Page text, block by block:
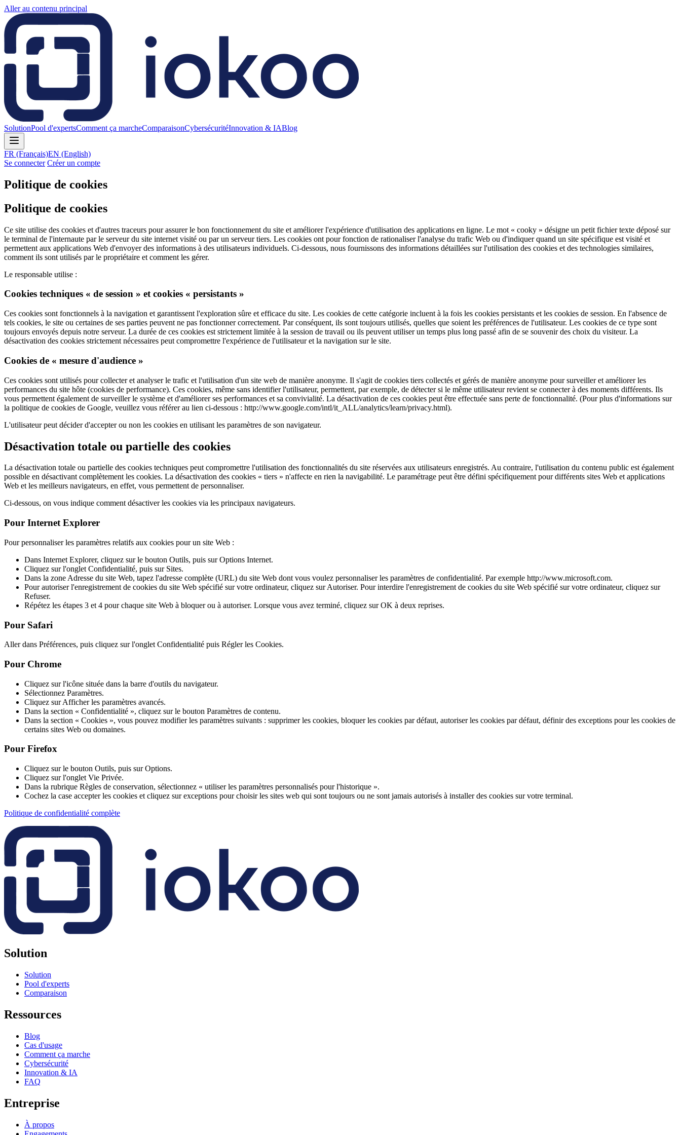
Aller au contenu principal
SolutionPool d'expertsComment ça marcheComparaisonCybersécuritéInnovation & IABlog
FR (Français)EN (English)
Se connecter Créer un compte
Politique de cookies
Politique de cookies
Ce site utilise des cookies et d'autres traceurs pour assurer le bon fonctionnement du site et améliorer l'expérience d'utilisation des applications en ligne. Le mot « cooky » désigne un petit fichier texte déposé sur
le terminal de l'internaute par le serveur du site internet visité ou par un serveur tiers. Les cookies ont pour fonction de rationaliser l'analyse du trafic Web ou d'indiquer quand un site spécifique est visité et
permettent aux applications Web d'envoyer des informations à des utilisateurs individuels. Ci-dessous, nous fournissons des informations détaillées sur l'utilisation des cookies et des technologies similaires,
comment ils sont utilisés par le propriétaire et comment les gérer.
Le responsable utilise :
Cookies techniques « de session » et cookies « persistants »
Ces cookies sont fonctionnels à la navigation et garantissent l'exploration sûre et efficace du site. Les cookies de cette catégorie incluent à la fois les cookies persistants et les cookies de session. En l'absence de
tels cookies, le site ou certaines de ses parties peuvent ne pas fonctionner correctement. Par conséquent, ils sont toujours utilisés, quelles que soient les préférences de l'utilisateur. Les cookies de ce type sont
toujours envoyés depuis notre serveur. La durée de ces cookies est strictement limitée à la session de travail ou ils peuvent utiliser un temps plus long passé afin de se souvenir des choix du visiteur. La
désactivation des cookies strictement nécessaires peut compromettre l'expérience de l'utilisateur et la navigation sur le site.
Cookies de « mesure d'audience »
Ces cookies sont utilisés pour collecter et analyser le trafic et l'utilisation d'un site web de manière anonyme. Il s'agit de cookies tiers collectés et gérés de manière anonyme pour surveiller et améliorer les
performances du site hôte (cookies de performance). Ces cookies, même sans identifier l'utilisateur, permettent, par exemple, de détecter si le même utilisateur revient se connecter à des moments différents. Ils
vous permettent également de surveiller le système et d'améliorer ses performances et sa convivialité. La désactivation de ces cookies peut être effectuée sans perte de fonctionnalité. (Pour plus d'informations sur
la politique de cookies de Google, veuillez vous référer au lien ci-dessous : http://www.google.com/intl/it_ALL/analytics/learn/privacy.html).
L'utilisateur peut décider d'accepter ou non les cookies en utilisant les paramètres de son navigateur.
Désactivation totale ou partielle des cookies
La désactivation totale ou partielle des cookies techniques peut compromettre l'utilisation des fonctionnalités du site réservées aux utilisateurs enregistrés. Au contraire, l'utilisation du contenu public est également
possible en désactivant complètement les cookies. La désactivation des cookies « tiers » n'affecte en rien la navigabilité. Le paramétrage peut être défini spécifiquement pour différents sites Web et applications
Web et les meilleurs navigateurs, en effet, vous permettent de personnaliser.
Ci-dessous, on vous indique comment désactiver les cookies via les principaux navigateurs.
Pour Internet Explorer
Pour personnaliser les paramètres relatifs aux cookies pour un site Web :
Dans Internet Explorer, cliquez sur le bouton Outils, puis sur Options Internet.
Cliquez sur l'onglet Confidentialité, puis sur Sites.
Dans la zone Adresse du site Web, tapez l'adresse complète (URL) du site Web dont vous voulez personnaliser les paramètres de confidentialité. Par exemple http://www.microsoft.com.
Pour autoriser l'enregistrement de cookies du site Web spécifié sur votre ordinateur, cliquez sur Autoriser. Pour interdire l'enregistrement de cookies du site Web spécifié sur votre ordinateur, cliquez sur
Refuser.
Répétez les étapes 3 et 4 pour chaque site Web à bloquer ou à autoriser. Lorsque vous avez terminé, cliquez sur OK à deux reprises.
Pour Safari
Aller dans Préférences, puis cliquez sur l'onglet Confidentialité puis Régler les Cookies.
Pour Chrome
Cliquez sur l'icône située dans la barre d'outils du navigateur.
Sélectionnez Paramètres.
Cliquez sur Afficher les paramètres avancés.
Dans la section « Confidentialité », cliquez sur le bouton Paramètres de contenu.
Dans la section « Cookies », vous pouvez modifier les paramètres suivants : supprimer les cookies, bloquer les cookies par défaut, autoriser les cookies par défaut, définir des exceptions pour les cookies de
certains sites Web ou domaines.
Pour Firefox
Cliquez sur le bouton Outils, puis sur Options.
Cliquez sur l'onglet Vie Privée.
Dans la rubrique Règles de conservation, sélectionnez « utiliser les paramètres personnalisés pour l'historique ».
Cochez la case accepter les cookies et cliquez sur exceptions pour choisir les sites web qui sont toujours ou ne sont jamais autorisés à installer des cookies sur votre terminal.
Politique de confidentialité complète
Solution
Solution
Pool d'experts
Comparaison
Ressources
Blog
Cas d'usage
Comment ça marche
Cybersécurité
Innovation & IA
FAQ
Entreprise
À propos